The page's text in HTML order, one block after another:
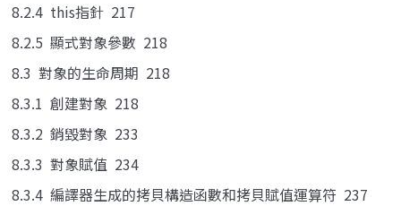
8.2.4 this指針 217
8.2.5 顯式對象參數 218
8.3 對象的生命周期 218
8.3.1 創建對象 218
8.3.2 銷毀對象 233
8.3.3 對象賦值 234
8.3.4 編譯器生成的拷貝構造函數和拷貝賦值運算符 237